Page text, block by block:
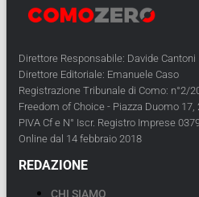
Direttore Responsabile: Davide Cantoni
Direttore Editoriale: Emanuele Caso
Registrazione Tribunale di Como: n°2/
Freedom of Choice - Piazza Duomo 17,
PIVA Cf e N° Iscr. Registro Imprese
Online dal 14 febbraio 2018
REDAZIONE
CHI SIAMO